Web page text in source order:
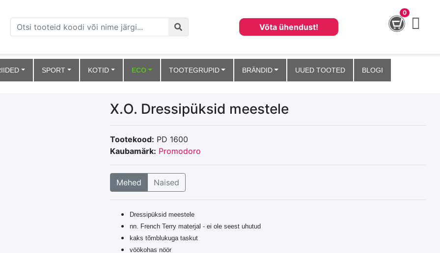
Võta ühendust!
0
SPORT KOTID ECO TOOTEGRUPID BRÄNDID UUED TOOTED BLOGI
X.O. Dressipüksid meestele
Tootekood: PD 1600
Kaubamärk: Promodoro
Mehed Naised
Dressipüksid meestele
nn. French Terry materjal - ei ole seest uhutud
kaks tõmblukuga taskut
vöökohas nöör